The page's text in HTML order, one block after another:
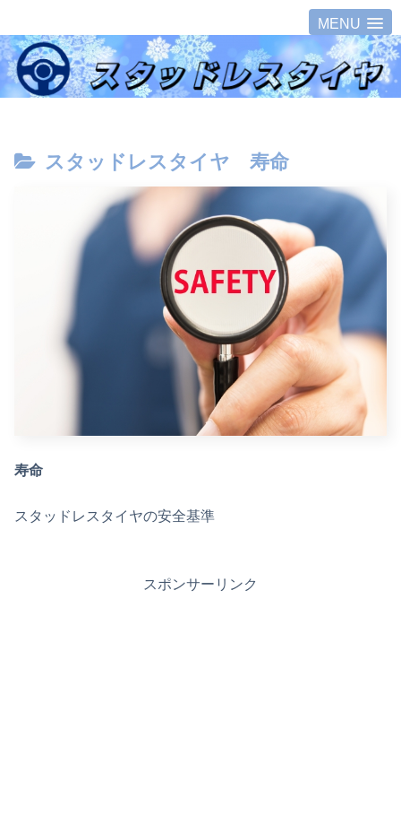
MENU
スタッドレスタイヤ 寿命
寿命
スタッドレスタイヤの安全基準
スポンサーリンク